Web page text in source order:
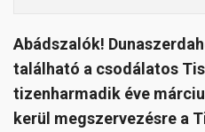
Abádszalók!
található a csodálatos
tizenharmadik éve
kerül megszervezésre a